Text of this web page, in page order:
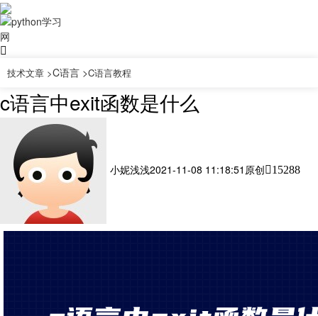
技术文章 >C语言 >C语言教程
c语言中exit函数是什么
小妮浅浅2021-11-08 11:18:51 原创 15288